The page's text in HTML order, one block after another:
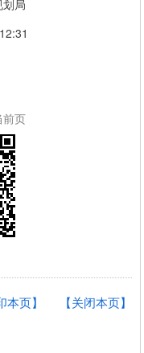
局
前页
【关闭本页】
本页】